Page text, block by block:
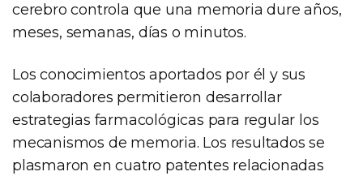
cerebro controla que una memoria dure años,
meses, semanas, días o minutos.
Los conocimientos aportados por él y sus
colaboradores permitieron desarrollar
estrategias farmacológicas para regular los
mecanismos de memoria. Los resultados se
plasmaron en cuatro patentes relacionadas